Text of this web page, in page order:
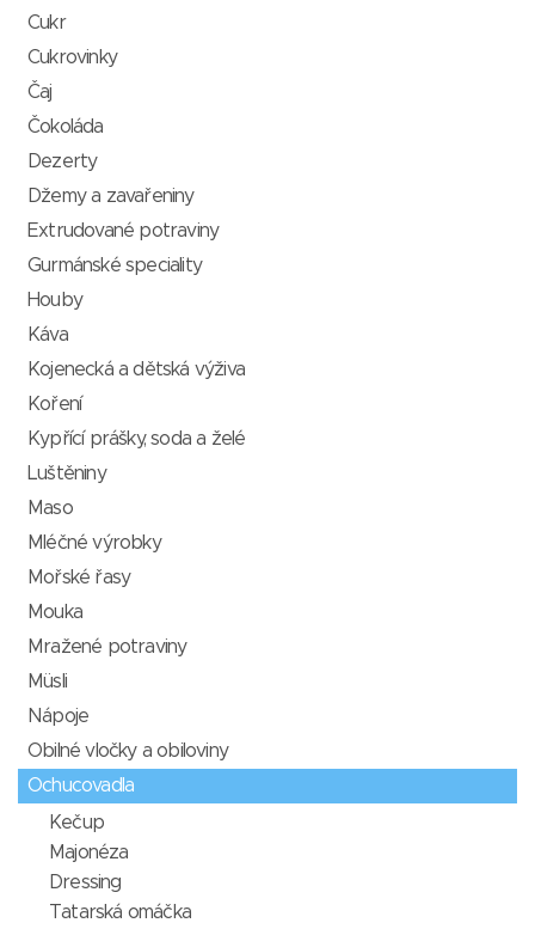
Cukr
Cukrovinky
Čaj
Čokoláda
Dezerty
Džemy a zavařeniny
Extrudované potraviny
Gurmánské speciality
Houby
Káva
Kojenecká a dětská výživa
Koření
Kypřící prášky, soda a želé
Luštěniny
Maso
Mléčné výrobky
Mořské řasy
Mouka
Mražené potraviny
Müsli
Nápoje
Obilné vločky a obiloviny
Ochucovadla
Kečup
Majonéza
Dressing
Tatarská omáčka